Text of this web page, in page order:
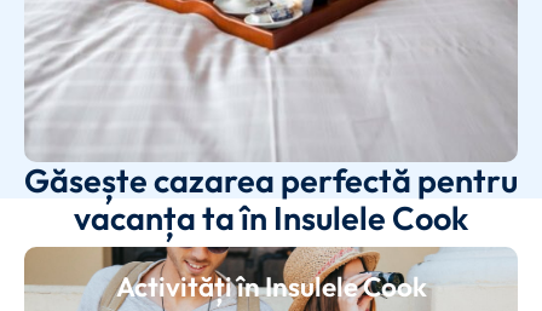
Găsește cazarea perfectă pentru
vacanța ta în Insulele Cook
Activități în Insulele Cook